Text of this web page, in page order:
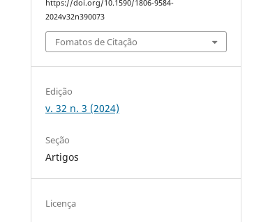
https://doi.org/10.1590/1806-9584-
2024v32n390073
Fomatos de Citação
Edição
v. 32 n. 3 (2024)
Seção
Artigos
Licença